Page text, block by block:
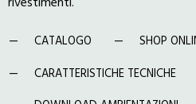
CATALOGO
SHOP
CARATTERISTICHE TECNICHE